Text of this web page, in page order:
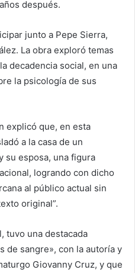
después.
junto a Pepe Sierra,
La obra exploró temas
decadencia social, en una
la psicología de sus
explicó que, en esta
a la casa de un
su esposa, una figura
logrando con dicho
al público actual sin
original”.
tuvo una destacada
de sangre», con la autoría y
Giovanny Cruz, y que